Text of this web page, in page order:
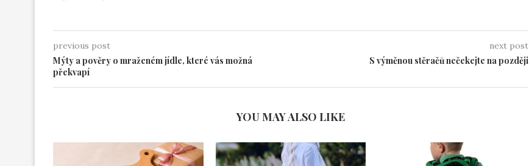
previous post
Mýty a pověry o mraženém jídle, které vás možná
překvapí
next post
S výměnou stěračů nečekejte na později
YOU MAY ALSO LIKE